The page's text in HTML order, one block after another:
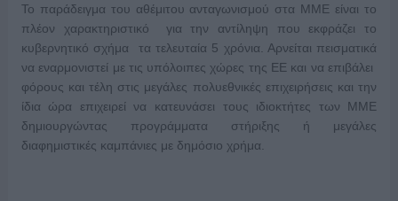
Το παράδειγμα του αθέμιτου ανταγωνισμού στα ΜΜΕ είναι το
πλέον χαρακτηριστικό για την αντίληψη που εκφράζει το
κυβερνητικό σχήμα τα τελευταία 5 χρόνια. Αρνείται πεισματικά
να εναρμονιστεί με τις υπόλοιπες χώρες της ΕΕ και να επιβάλει
φόρους και τέλη στις μεγάλες πολυεθνικές επιχειρήσεις και την
ίδια ώρα επιχειρεί να κατευνάσει τους ιδιοκτήτες των ΜΜΕ
δημιουργώντας προγράμματα στήριξης ή μεγάλες
διαφημιστικές καμπάνιες με δημόσιο χρήμα.